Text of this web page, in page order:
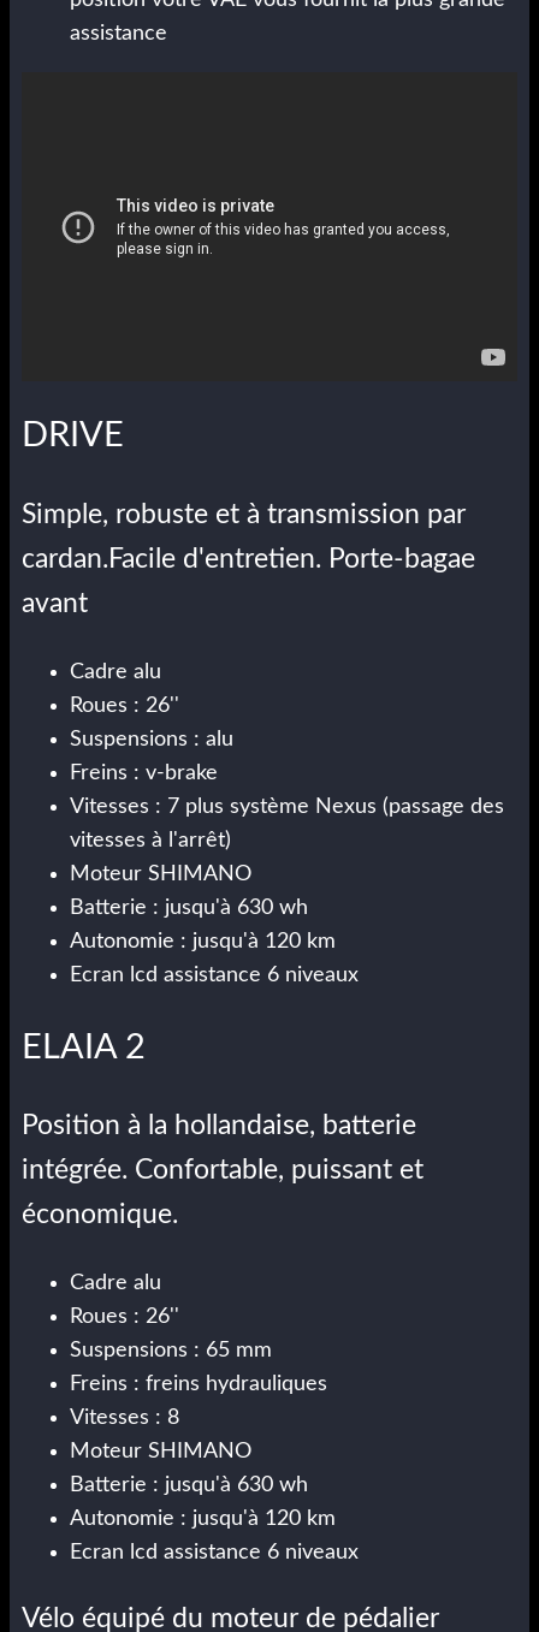
assistance
DRIVE
Simple, robuste et à transmission par
cardan.Facile d'entretien. Porte-bagae
avant
Cadre alu
Roues : 26''
Suspensions : alu
Freins : v-brake
Vitesses : 7 plus système Nexus (passage des
vitesses à l'arrêt)
Moteur SHIMANO
Batterie : jusqu'à 630 wh
Autonomie : jusqu'à 120 km
Ecran lcd assistance 6 niveaux
ELAIA 2
Position à la hollandaise, batterie
intégrée. Confortable, puissant et
économique.
Cadre alu
Roues : 26''
Suspensions : 65 mm
Freins : freins hydrauliques
Vitesses : 8
Moteur SHIMANO
Batterie : jusqu'à 630 wh
Autonomie : jusqu'à 120 km
Ecran lcd assistance 6 niveaux
Vélo équipé du moteur de pédalier